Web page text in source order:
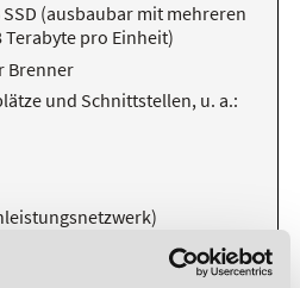
SSD (ausbaubar mit mehreren
Terabyte pro Einheit)
Brenner
und Schnittstellen, u. a.: